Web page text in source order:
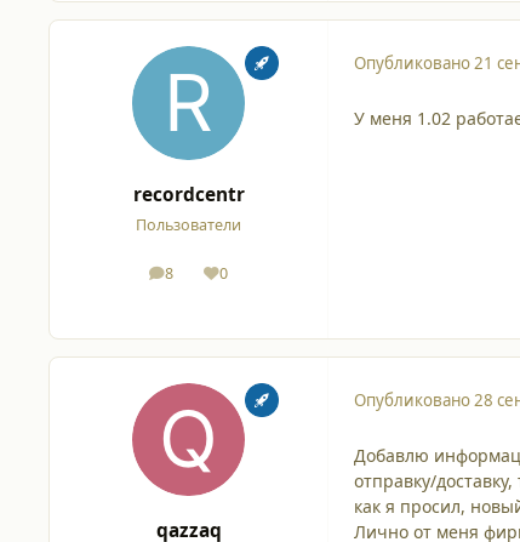
recordcentr
Пользователи
8
сообщения
0
Репутация
Опубликовано21
У меня 1.02
qazzaq
Опубликовано28
Добавлю
отправку/
как я просил,
Лично от меня